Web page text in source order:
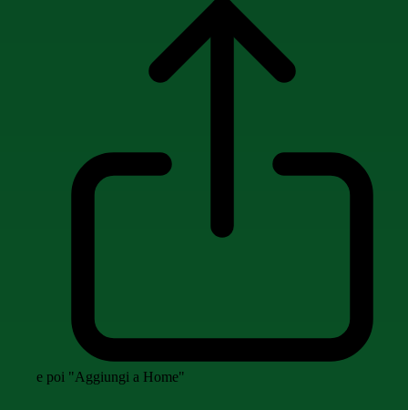
e poi "Aggiungi a Home"